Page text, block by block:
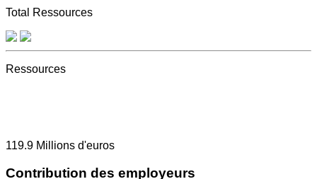
Total Ressources
Ressources
119.9 Millions d'euros
Contribution des employeurs